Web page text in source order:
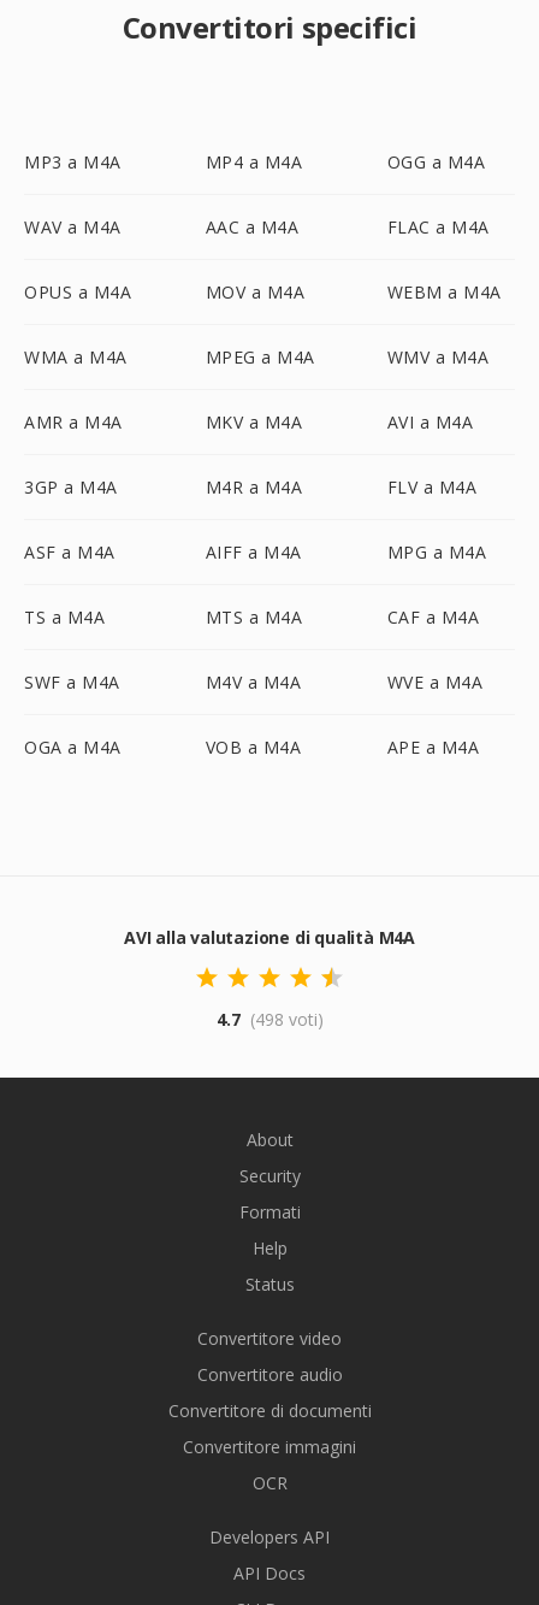
Convertitori specifici
MP3 a M4A MP4 a M4A OGG a M4A
WAV a M4A AAC a M4A FLAC a M4A
OPUS a M4A MOV a M4A WEBM a M4A
WMA a M4A MPEG a M4A WMV a M4A
AMR a M4A MKV a M4A AVI a M4A
3GP a M4A M4R a M4A FLV a M4A
ASF a M4A AIFF a M4A MPG a M4A
TS a M4A MTS a M4A CAF a M4A
SWF a M4A M4V a M4A WVE a M4A
OGA a M4A VOB a M4A APE a M4A
AVI alla valutazione di qualità M4A
4.7 (498 voti)
About
Security
Formati
Help
Status
Convertitore video
Convertitore audio
Convertitore di documenti
Convertitore immagini
OCR
Developers API
API Docs